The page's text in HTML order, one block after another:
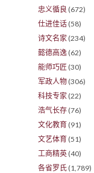
忠义循良 (672)
仕进佳话 (58)
诗文名家 (234)
懿德高逸 (62)
能师巧匠 (30)
军政人物 (306)
科技专家 (22)
浩气长存 (76)
文化教育 (91)
文艺体育 (51)
工商精英 (40)
各省罗氏 (1,789)